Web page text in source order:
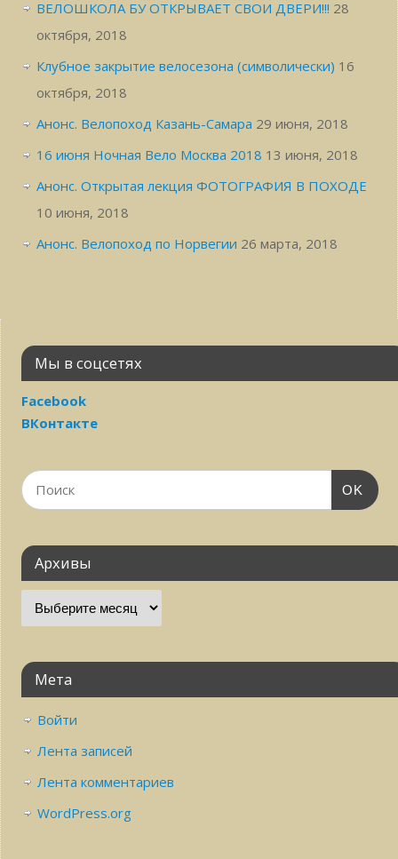
ВЕЛОШКОЛА БУ ОТКРЫВАЕТ СВОИ ДВЕРИ!!! 28
октября, 2018
Клубное закрытие велосезона (символически) 16
октября, 2018
Анонс. Велопоход Казань-Самара 29 июня, 2018
16 июня Ночная Вело Москва 2018 13 июня, 2018
Анонс. Открытая лекция ФОТОГРАФИЯ В ПОХОДЕ
10 июня, 2018
Анонс. Велопоход по Норвегии 26 марта, 2018
Мы в соцсетях
Facebook
ВКонтакте
OK
Архивы
Мета
Войти
Лента записей
Лента комментариев
WordPress.org